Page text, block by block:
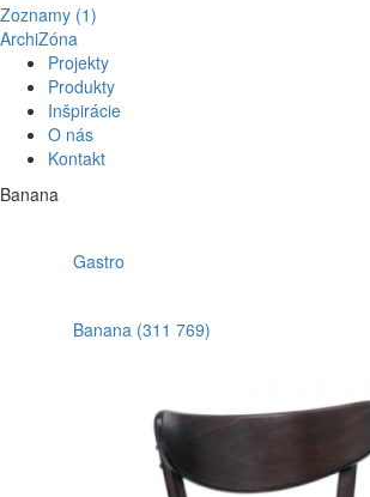
Zoznamy (1)
ArchiZóna
Projekty
Produkty
Inšpirácie
O nás
Kontakt
Banana
Gastro
Banana (311 769)